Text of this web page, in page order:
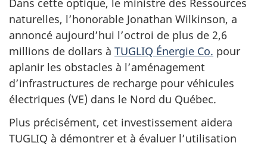
Dans cette optique, le ministre des Ressources
naturelles, l’honorable Jonathan Wilkinson, a
annoncé aujourd’hui l’octroi de plus de 2,6
millions de dollars à TUGLIQ Énergie Co. pour
aplanir les obstacles à l’aménagement
d’infrastructures de recharge pour véhicules
électriques (VE) dans le Nord du Québec.
Plus précisément, cet investissement aidera
TUGLIQ à démontrer et à évaluer l’utilisation